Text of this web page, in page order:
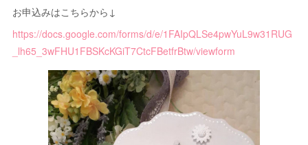
お申込みはこちらから↓
https://docs.google.com/forms/d/e/1FAIpQLSe4pwYuL9w31RUG
_lh65_3wFHU1FBSKcKGiT7CtcFBetfrBtw/viewform